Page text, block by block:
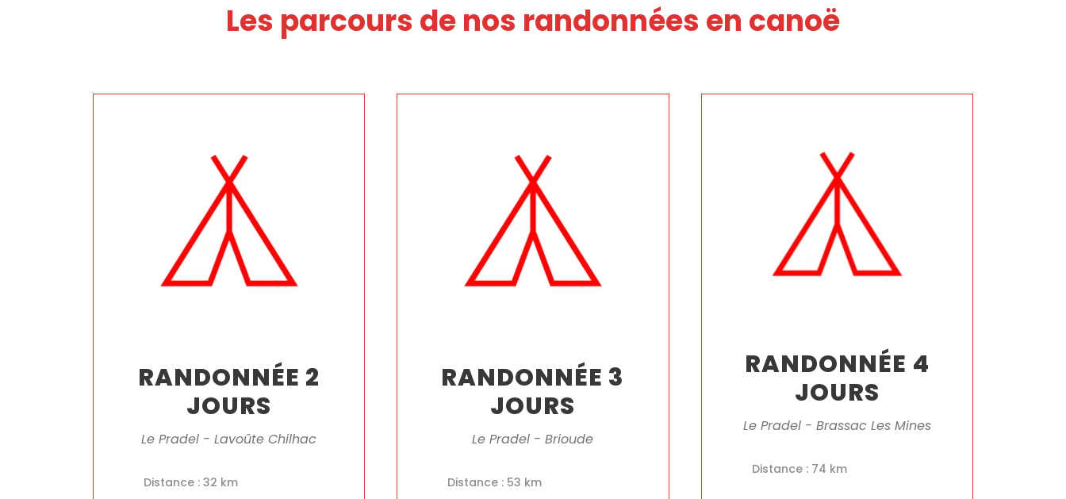
Les parcours de nos randonnées en canoë
RANDONNÉE 2
JOURS
Le Pradel - Lavoûte Chilhac
Distance : 32 km
RANDONNÉE 3
JOURS
Le Pradel - Brioude
Distance : 53 km
RANDONNÉE 4
JOURS
Le Pradel - Brassac Les Mines
Distance : 74 km